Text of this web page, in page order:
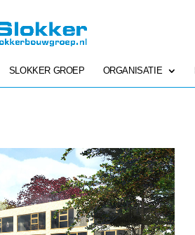
SLOKKER GROEP ORGANISATIE